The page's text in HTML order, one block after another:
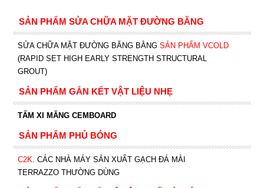
SẢN PHẨM SỬA CHỮA MẶT ĐƯỜNG BĂNG
SỬA CHỮA MẶT ĐƯỜNG BĂNG BẰNG SẢN PHẨM VCOLD
(RAPID SET HIGH EARLY STRENGTH STRUCTURAL
GROUT)
SẢN PHẨM GẮN KẾT VẬT LIỆU NHẸ
TẤM XI MĂNG CEMBOARD
SẢN PHẨM PHỦ BÓNG
C2K. CÁC NHÀ MÁY SẢN XUẤT GẠCH ĐÁ MÀI
TERRAZZO THƯỜNG DÙNG